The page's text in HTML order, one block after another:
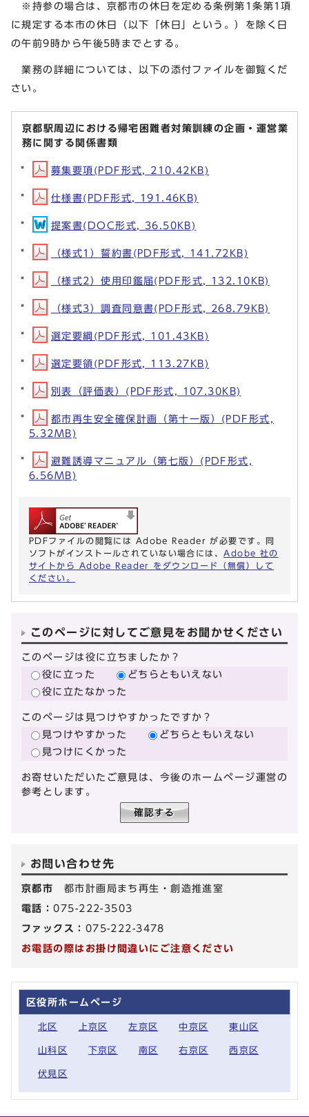
※持参の場合は、京都市の休日を定める条例第1条第1項
に規定する本市の休日（以下「休日」という。）を除く日
の午前9時から午後5時までとする。
業務の詳細については、以下の添付ファイルを御覧くだ
さい。
京都駅周辺における帰宅困難者対策訓練の企画・運営業
務に関する関係書類
募集要項(PDF形式, 210.42KB)
仕様書(PDF形式, 191.46KB)
提案書(DOC形式, 36.50KB)
（様式1）誓約書(PDF形式, 141.72KB)
（様式2）使用印鑑届(PDF形式, 132.10KB)
（様式3）調査同意書(PDF形式, 268.79KB)
選定要綱(PDF形式, 101.43KB)
選定要領(PDF形式, 113.27KB)
別表（評価表）(PDF形式, 107.30KB)
都市再生安全確保計画（第十一版）(PDF形式,
5.32MB)
避難誘導マニュアル（第七版）(PDF形式,
6.56MB)
PDFファイルの閲覧には Adobe Reader が必要です。同
ソフトがインストールされていない場合には、 Adobe 社の
サイトから Adobe Reader をダウンロード（無償）して
ください。
このページに対してご意見をお聞かせください
このページは役に立ちましたか？
役に立った
どちらともいえない
役に立たなかった
このページは見つけやすかったですか？
見つけやすかった
どちらともいえない
見つけにくかった
お寄せいただいたご意見は、今後のホームページ運営の
参考とします。
お問い合わせ先
京都市 都市計画局まち再生・創造推進室
電話：075-222-3503
ファックス： 075-222-3478
お電話の際はお掛け間違いにご注意ください
区役所ホームページ
北区 上京区 左京区 中京区 東山区
山科区 下京区 南区 右京区 西京区
伏見区